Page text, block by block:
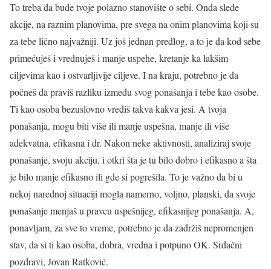
To treba da bude tvoje polazno stanovište o sebi. Onda slede
akcije, na raznim planovima, pre svega na onim planovima koji su
za tebe lično najvažniji. Uz još jednan predlog, a to je da kod sebe
primećuješ i vrednuješ i manje uspehe, kretanje ka lakšim
ciljevima kao i ostvarljivije ciljeve. I na kraju, potrebno je da
počneš da praviš razliku između svog ponašanja i tebe kao osobe.
Ti kao osoba bezuslovno vrediš takva kakva jesi. A tvoja
ponašanja, mogu biti više ili manje uspešna, manje ili više
adekvatna, efikasna i dr. Nakon neke aktivnosti, analiziraj svoje
ponašanje, svoju akciju, i otkri šta je tu bilo dobro i efikasno a šta
je bilo manje efikasno ili gde si pogrešila. To je važno da bi u
nekoj narednoj situaciji mogla namerno, voljno, planski, da svoje
ponašanje menjaš u pravcu uspešnijeg, efikasnijeg ponašanja. A,
ponavljam, za sve to vreme, potrebno je da zadržiš nepromenjen
stav, da si ti kao osoba, dobra, vredna i potpuno OK. Srdačni
pozdravi, Jovan Ratković.